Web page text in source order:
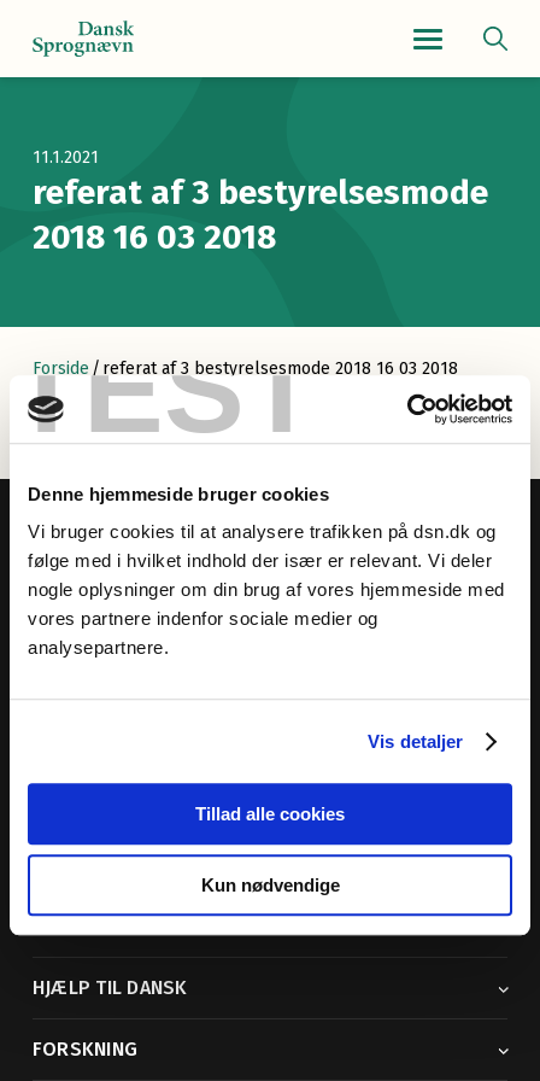
TEST
Denne hjemmeside bruger cookies
Vi bruger cookies til at analysere trafikken på dsn.dk og
følge med i hvilket indhold der især er relevant. Vi deler
nogle oplysninger om din brug af vores hjemmeside med
vores partnere indenfor sociale medier og
analysepartnere.
Vis detaljer
Tillad alle cookies
Kun nødvendige
Navigationsmenu
11.1.2021
referat af 3 bestyrelsesmode
2018 16 03 2018
Forside / referat af 3 bestyrelsesmode 2018 16 03 2018
Dansk Sprognævn
Adelgade 119 B
Vi findes også på sociale medier
HJÆLP TIL DANSK
FORSKNING